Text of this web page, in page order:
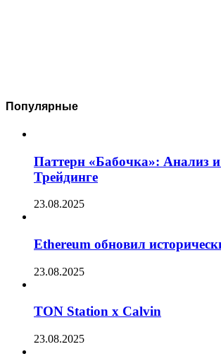
Популярные
Паттерн «Бабочка»: Анализ
Трейдинге
23.08.2025
Ethereum обновил
23.08.2025
TON Station x Calvin
23.08.2025